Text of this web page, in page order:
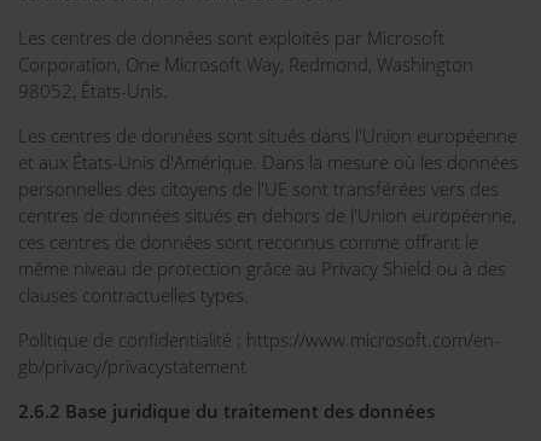
Les centres de données sont exploités par Microsoft
Corporation, One Microsoft Way, Redmond, Washington
98052, États-Unis.
Les centres de données sont situés dans l'Union européenne
et aux États-Unis d'Amérique. Dans la mesure où les données
personnelles des citoyens de l'UE sont transférées vers des
centres de données situés en dehors de l'Union européenne,
ces centres de données sont reconnus comme offrant le
même niveau de protection grâce au Privacy Shield ou à des
clauses contractuelles types.
Politique de confidentialité : https://www.microsoft.com/en-
gb/privacy/privacystatement
2.6.2 Base juridique du traitement des données